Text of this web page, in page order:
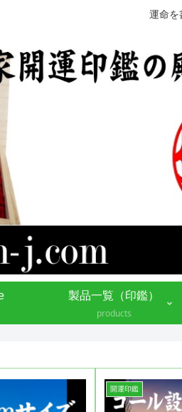
運命を
製品一覧（印鑑）
products
開運印鑑